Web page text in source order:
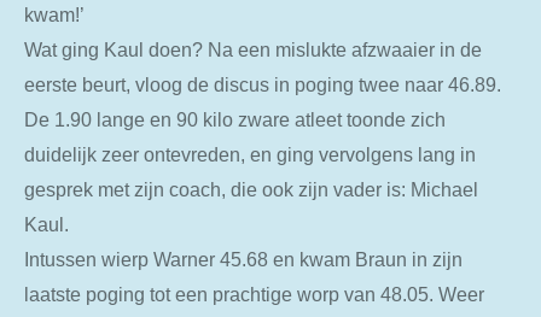
kwam!’
Wat ging Kaul doen? Na een mislukte afzwaaier in de
eerste beurt, vloog de discus in poging twee naar 46.89.
De 1.90 lange en 90 kilo zware atleet toonde zich
duidelijk zeer ontevreden, en ging vervolgens lang in
gesprek met zijn coach, die ook zijn vader is: Michael
Kaul.
Intussen wierp Warner 45.68 en kwam Braun in zijn
laatste poging tot een prachtige worp van 48.05. Weer